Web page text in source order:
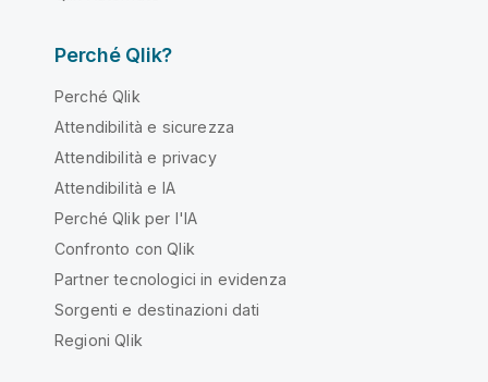
Perché Qlik?
Perché Qlik
Attendibilità e sicurezza
Attendibilità e privacy
Attendibilità e IA
Perché Qlik per l'IA
Confronto con Qlik
Partner tecnologici in evidenza
Sorgenti e destinazioni dati
Regioni Qlik